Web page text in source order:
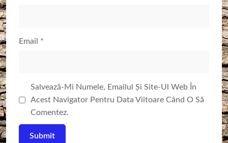
Email *
Salvează-Mi Numele, Emailul Și Site-Ul Web În
Acest Navigator Pentru Data Viitoare Când O Să
Comentez.